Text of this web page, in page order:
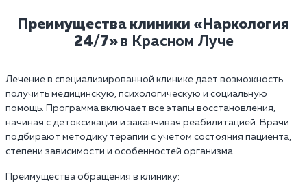
Преимущества клиники «Наркология
24/7» в Красном Луче
Лечение в специализированной клинике дает возможность
получить медицинскую, психологическую и социальную
помощь. Программа включает все этапы восстановления,
начиная с детоксикации и заканчивая реабилитацией. Врачи
подбирают методику терапии с учетом состояния пациента,
степени зависимости и особенностей организма.
Преимущества обращения в клинику: